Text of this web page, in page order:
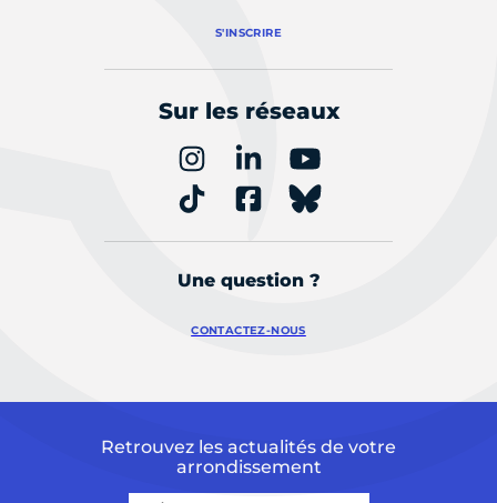
S'INSCRIRE
Sur les réseaux
Une question ?
CONTACTEZ-NOUS
Retrouvez les actualités de votre
arrondissement